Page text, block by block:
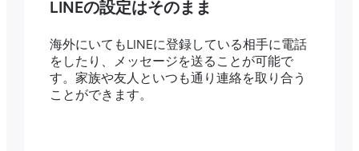
LINEの設定はそのまま
海外にいてもLINEに登録している相手に電話
をしたり、メッセージを送ることが可能で
す。家族や友人といつも通り連絡を取り合う
ことができます。